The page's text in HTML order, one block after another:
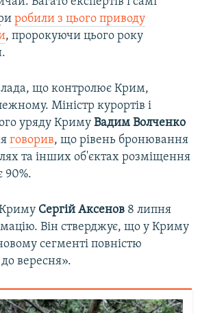
робили з цього приводу
, пророкуючи цього року
що контролює Крим,
Міністр курортів і
уряду Криму Вадим Волченко
говорив, що рівень бронювання
та інших об'єктах розміщення
90%.
Криму Сергій Аксенов 8 липня
Він стверджує, що у Криму
сегменті повністю
вересня».